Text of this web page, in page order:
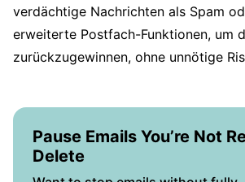
verdächtige Nachrichten als Spam
erweiterte Postfach-Funktionen, um
zurückzugewinnen, ohne unnötige
Pause Emails You’re Not
Delete